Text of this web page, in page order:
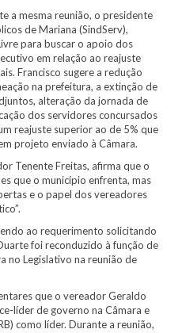
a mesma reunião, o presidente
de Mariana (SindServ),
para buscar o apoio dos
em relação ao reajuste
Francisco sugere a redução
na prefeitura, a extinção de
alteração da jornada de
dos servidores concursados
reajuste superior ao de 5% que
projeto enviado à Câmara.
Tenente Freitas, afirma que o
que o município enfrenta, mas
e o papel dos vereadores
ao requerimento solicitando
foi reconduzido à função de
no Legislativo na reunião de
que o vereador Geraldo
líder de governo na Câmara e
como líder. Durante a reunião,